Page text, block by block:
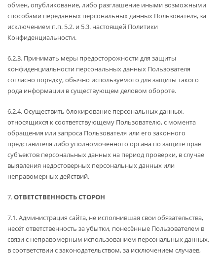
обмен, опубликование, либо разглашение иными возможными
способами переданных персональных данных Пользователя, за
исключением п.п. 5.2. и 5.3. настоящей Политики
Конфиденциальности.
6.2.3. Принимать меры предосторожности для защиты
конфиденциальности персональных данных Пользователя
согласно порядку, обычно используемого для защиты такого
рода информации в существующем деловом обороте.
6.2.4. Осуществить блокирование персональных данных,
относящихся к соответствующему Пользователю, с момента
обращения или запроса Пользователя или его законного
представителя либо уполномоченного органа по защите прав
субъектов персональных данных на период проверки, в случае
выявления недостоверных персональных данных или
неправомерных действий.
7.ОТВЕТСТВЕННОСТЬ СТОРОН
7.1. Администрация сайта, не исполнившая свои обязательства,
несёт ответственность за убытки, понесённые Пользователем в
связи с неправомерным использованием персональных данных,
в соответствии с законодательством, за исключением случаев,